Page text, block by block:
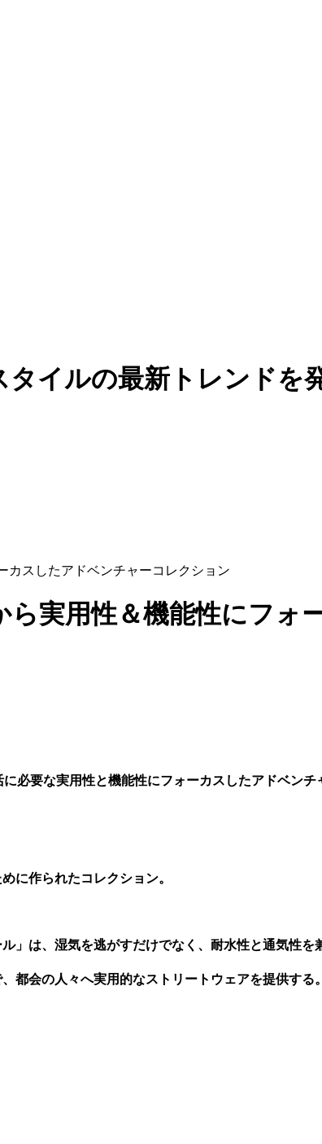
イルの最新トレンドを
カスしたアドベンチャーコレクション
ら実用性＆機能性にフォ
に必要な実用性と機能性にフォーカスしたアドベン
に作られたコレクション。
」は、湿気を逃がすだけでなく、耐水性と通気性を
都会の人々へ実用的なストリートウェアを提供する。